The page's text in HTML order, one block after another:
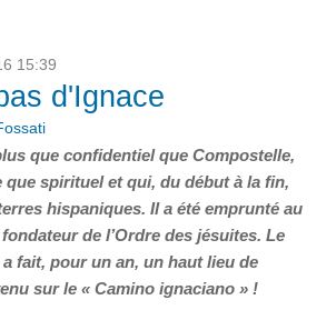
15:39
d'Ignace
que confidentiel que Compostelle,
spirituel et qui, du début à la fin,
hispaniques. Il a été emprunté au
de l’Ordre des jésuites. Le
fait, pour un an, un haut lieu de
sur le « Camino ignaciano » !